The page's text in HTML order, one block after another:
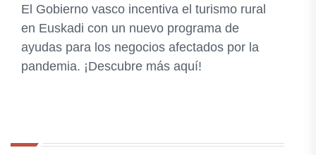
El Gobierno vasco incentiva el turismo rural
en Euskadi con un nuevo programa de
ayudas para los negocios afectados por la
pandemia. ¡Descubre más aquí!